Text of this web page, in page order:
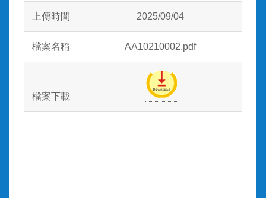
上傳時間 2025/09/04
檔案名稱 AA10210002.pdf
檔案下載